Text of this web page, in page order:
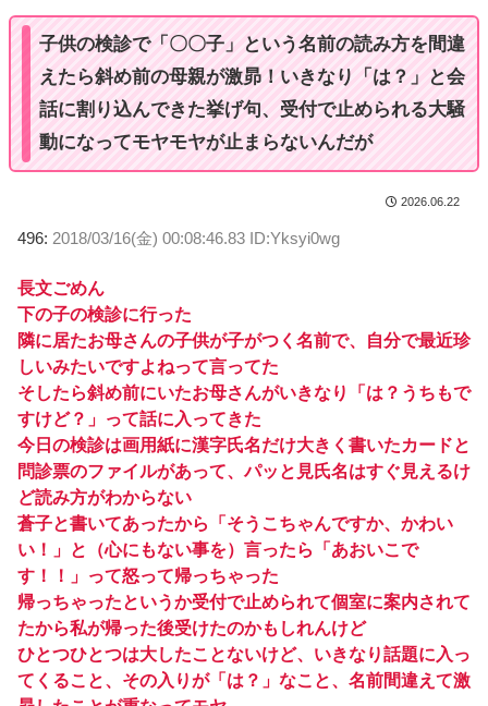
子供の検診で「〇〇子」という名前の読み方を間違
えたら斜め前の母親が激昴！いきなり「は？」と会
話に割り込んできた挙げ句、受付で止められる大騒
動になってモヤモヤが止まらないんだが
2026.06.22
496: 2018/03/16(金) 00:08:46.83 ID:Yksyi0wg
長文ごめん
下の子の検診に行った
隣に居たお母さんの子供が子がつく名前で、自分で最近珍
しいみたいですよねって言ってた
そしたら斜め前にいたお母さんがいきなり「は？うちもで
すけど？」って話に入ってきた
今日の検診は画用紙に漢字氏名だけ大きく書いたカードと
問診票のファイルがあって、パッと見氏名はすぐ見えるけ
ど読み方がわからない
蒼子と書いてあったから「そうこちゃんですか、かわい
い！」と（心にもない事を）言ったら「あおいこで
す！！」って怒って帰っちゃった
帰っちゃったというか受付で止められて個室に案内されて
たから私が帰った後受けたのかもしれんけど
ひとつひとつは大したことないけど、いきなり話題に入っ
てくること、その入りが「は？」なこと、名前間違えて激